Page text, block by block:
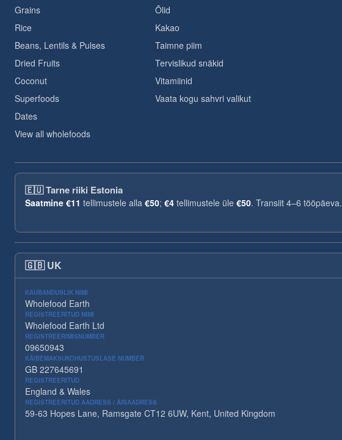
Grains
Rice
Beans, Lentils & Pulses
Dried Fruits
Coconut
Superfoods
Dates
View all wholefoods
Õlid
Kakao
Taimne piim
Tervislikud snäkid
Vitamiinid
Vaata kogu sahvri valikut
🇪🇺Tarne riiki Estonia
Saatmine €11 tellimustele alla €50; €4 tellimustele üle €50. Transiit 4–6 tööpäeva.
🇬🇧 UK
KAUBANDUSLIK NIMI
Wholefood Earth
REGISTREERITUD NIMI
Wholefood Earth Ltd
REGISTREERIMISNUMBER
09650943
KÄIBEMAKSUKOHUSTUSLASE NUMBER
GB 227645691
REGISTREERITUD
England & Wales
REGISTREERITUD AADRESS / ÄRIAADRESS
59-63 Hopes Lane, Ramsgate CT12 6UW, Kent, United Kingdom